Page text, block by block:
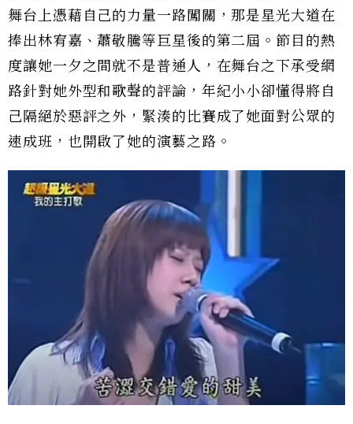
舞台上憑藉自己的力量一路闖關，那是星光大道在
捧出林宥嘉、蕭敬騰等巨星後的第二屆。節目的熱
度讓她一夕之間就不是普通人，在舞台之下承受網
路針對她外型和歌聲的評論，年紀小小卻懂得將自
己隔絕於惡評之外，緊湊的比賽成了她面對公眾的
速成班，也開啟了她的演藝之路。